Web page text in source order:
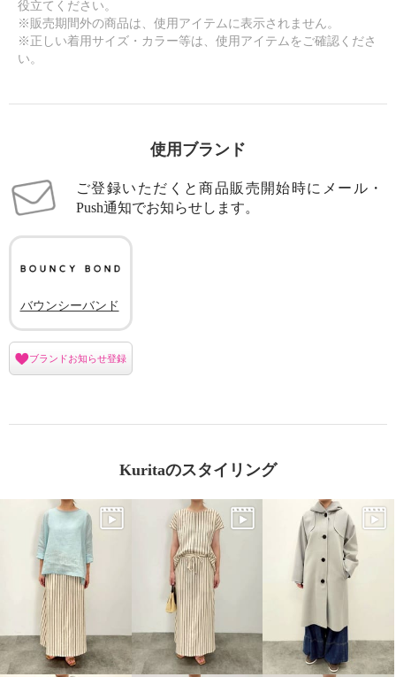
役立てください。
※販売期間外の商品は、使用アイテムに表示されません。
※正しい着用サイズ・カラー等は、使用アイテムをご確認くださ
い。
使用ブランド
ご登録いただくと商品販売開始時にメール・
Push通知でお知らせします。
バウンシーバンド
ブランドお知らせ登録
Kuritaのスタイリング